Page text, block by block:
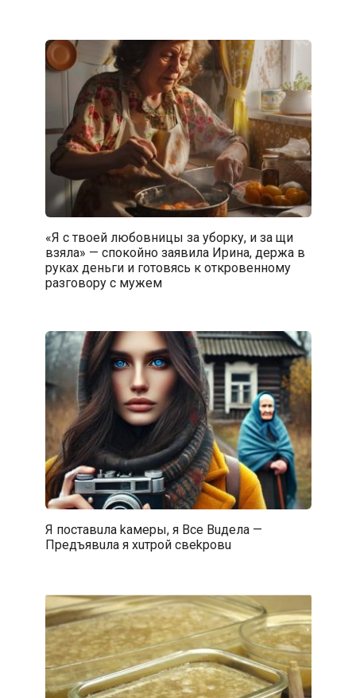
«Я с твоей любовницы за уборку, и за щи
взяла» — спокойно заявила Ирина, держа в
руках деньги и готовясь к откровенному
разговору с мужем
Я пocтавuла kaмepы, я Bce Buделa —
Пpeдъявuла я xuтpoй свekpoвu